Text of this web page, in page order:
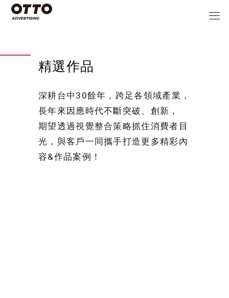
精選作品
深耕台中30餘年，跨足各領域產業，
長年來因應時代不斷突破、創新，
期望透過視覺整合策略抓住消費者目
光，與客戶一同攜手打造更多精彩內
容&作品案例！